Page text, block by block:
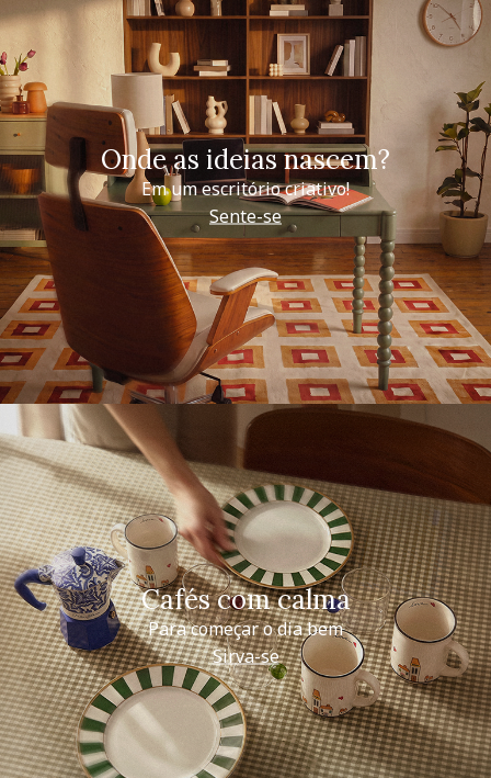
Onde as ideias nascem?
Em um escritório criativo!
Sente-se
Cafés com calma
Para começar o dia bem
Sirva-se